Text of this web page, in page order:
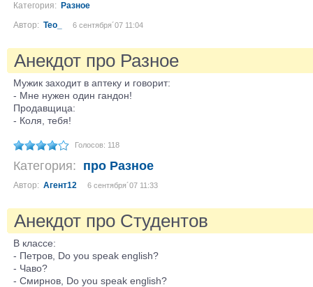
Категория: Разное
Автор: Teo_ 6 сентября´07 11:04
Анекдот про Разное
Мужик заходит в аптеку и говорит:
- Мне нужен один гандон!
Продавщица:
- Коля, тебя!
Голосов: 118
Категория: про Разное
Автор: Агент12 6 сентября´07 11:33
Анекдот про Студентов
В классе:
- Петров, Do you speak english?
- Чаво?
- Смирнов, Do you speak english?